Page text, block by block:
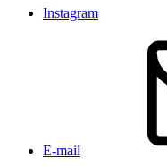
Instagram
E-mail